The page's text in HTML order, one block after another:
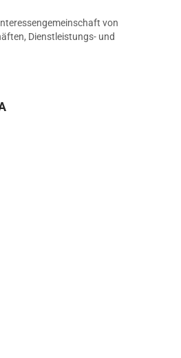
von
Dienstleistungs- und